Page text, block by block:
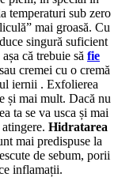
temperaturi sub zero
mai groasă. Cu
singură suficient
că trebuie să fie
cremei cu o cremă
iernii . Exfolierea
și mai mult. Dacă nu
ta se va usca și mai
Hidratarea
mai predispuse la
de sebum, porii
inflamații.